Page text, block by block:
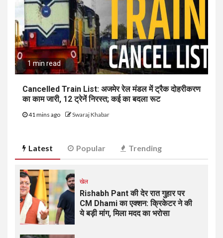
1 min read
Cancelled Train List: अजमेर रेल मंडल में ट्रैक दोहरीकरण
का काम जारी, 12 ट्रेनें निरस्त; कई का बदला रूट
41 mins ago Swaraj Khabar
Latest Popular Trending
खेल
Rishabh Pant की देर रात गुहार पर
CM Dhami का एक्शन: क्रिकेटर ने की
ये बड़ी मांग, मिला मदद का भरोसा